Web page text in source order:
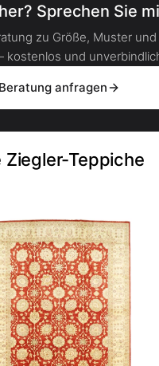
Sprechen Sie
zu Größe, Muster und
kostenlos und
Beratung anfragen
Teppiche